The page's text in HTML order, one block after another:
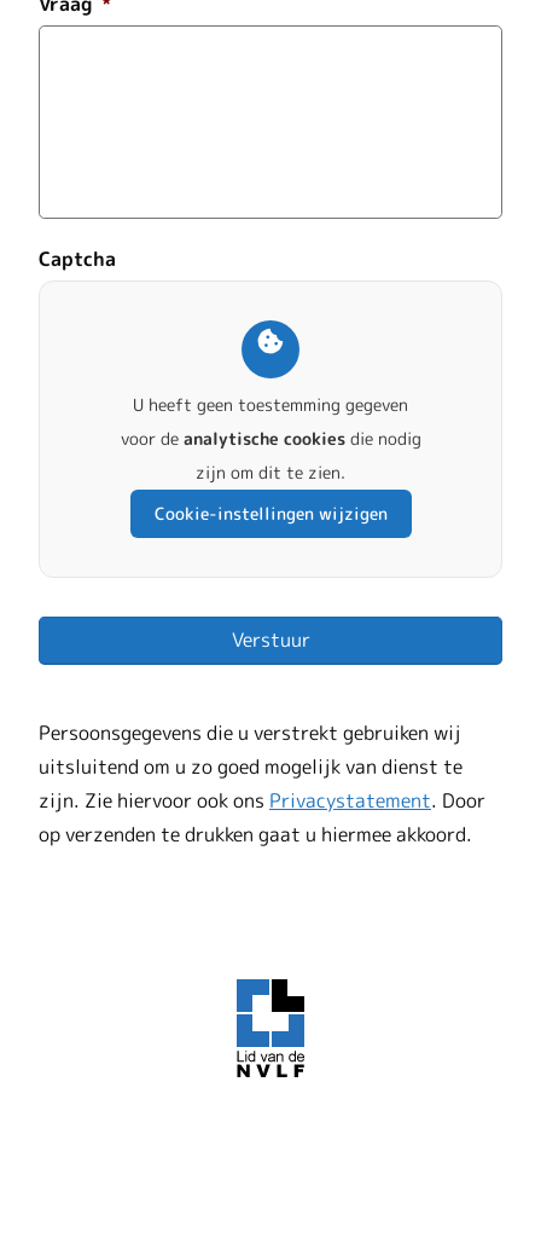
Captcha
U heeft geen toestemming gegeven
voor de analytische cookiesdie nodig
zijn om dit te zien.
Cookie-instellingen wijzigen
Persoonsgegevens die u verstrekt gebruiken wij
uitsluitend om u zo goed mogelijk van dienst te
zijn. Zie hiervoor ook ons Privacystatement. Door
op verzenden te drukken gaat u hiermee akkoord.